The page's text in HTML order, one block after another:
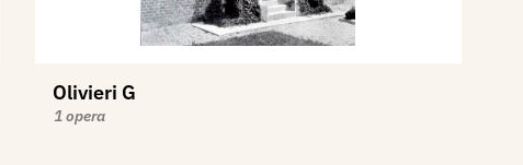
Olivieri G
1 opera